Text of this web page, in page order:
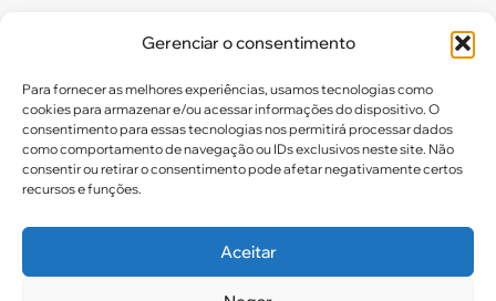
Gerenciar o consentimento
Para fornecer as melhores experiências, usamos tecnologias como
cookies para armazenar e/ou acessar informações do dispositivo. O
consentimento para essas tecnologias nos permitirá processar dados
como comportamento de navegação ou IDs exclusivos neste site. Não
consentir ou retirar o consentimento pode afetar negativamente certos
recursos e funções.
Aceitar
Links úteis
Certidão de Quitação Eleitoral
Parceiros CREF16